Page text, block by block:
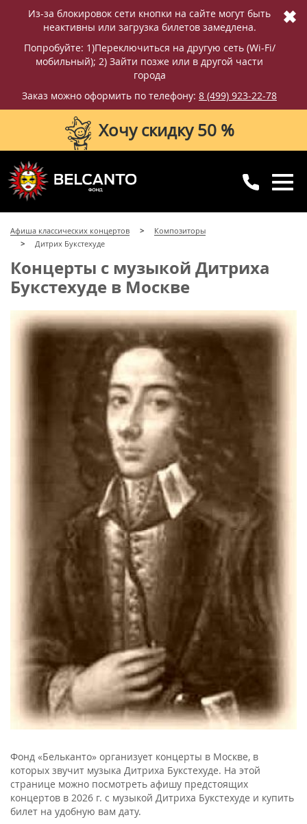
Из-за блокировок сети кнопки на сайте могут быть
неактивны или загрузка билетов замедлена.
Попробуйте: 1)Переключиться на другую сеть (Wi-Fi/
мобильный); 2) Зайти позже или в другой части
города
Заказ можно оформить по телефону: 8 (499) 923-22-78
✖
Хочу скидку 50 %
8 (499) 923-22-78
с 10:00 до 20:00
Афиша классических концертов
Композиторы
Дитрих Букстехуде
Концерты с музыкой Дитриха
Букстехуде в Москве
Фонд «Бельканто» организует концерты в Москве, в
которых звучит музыка Дитриха Букстехуде. На этой
странице можно посмотреть афишу предстоящих
концертов в 2026 г. с музыкой Дитриха Букстехуде и купить
билет на удобную вам дату.